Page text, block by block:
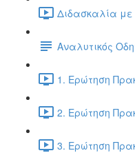
Διδασκαλία με
Αναλυτικός
1. Ερώτηση
2. Ερώτηση
3. Ερώτηση